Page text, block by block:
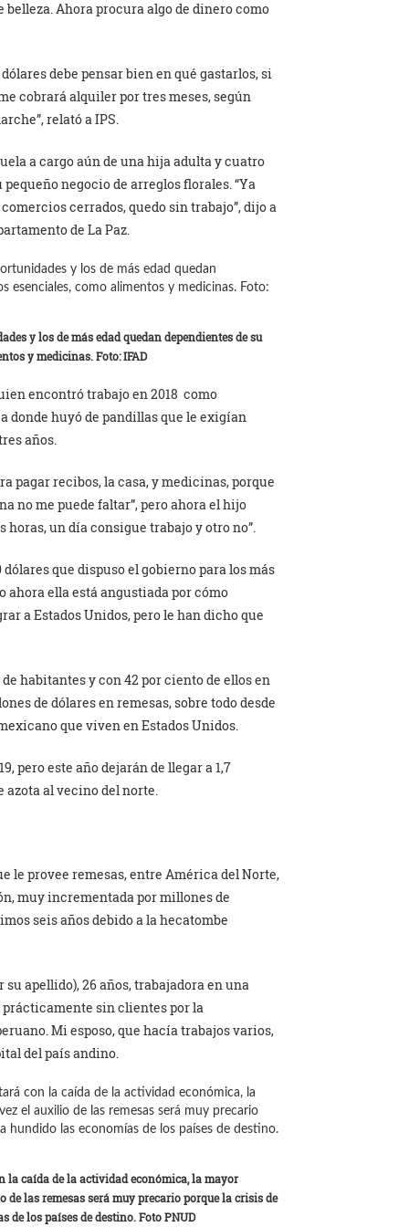
Ahora procura algo de dinero como
debe pensar bien en qué gastarlos, si
cobrará alquiler por tres meses, según
relató a IPS.
a cargo aún de una hija adulta y cuatro
negocio de arreglos florales. “Ya
cerrados, quedo sin trabajo”, dijo a
de La Paz.
y los de más edad quedan dependientes de su
y medicinas. Foto: IFAD
encontró trabajo en 2018 como
donde huyó de pandillas que le exigían
años.
pagar recibos, la casa, y medicinas, porque
no me puede faltar”, pero ahora el hijo
un día consigue trabajo y otro no”.
que dispuso el gobierno para los más
ahora ella está angustiada por cómo
a Estados Unidos, pero le han dicho que
habitantes y con 42 por ciento de ellos en
de dólares en remesas, sobre todo desde
que viven en Estados Unidos.
pero este año dejarán de llegar a 1,7
azota al vecino del norte.
le provee remesas, entre América del Norte,
muy incrementada por millones de
seis años debido a la hecatombe
apellido), 26 años, trabajadora en una
sin clientes por la
Mi esposo, que hacía trabajos varios,
del país andino.
la caída de la actividad económica, la mayor
las remesas será muy precario porque la crisis de
los países de destino. Foto PNUD